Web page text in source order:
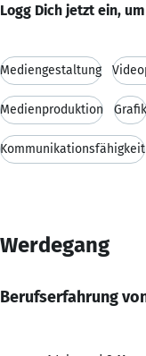
Logg Dich jetzt ein,
Mediengestaltung
Medienproduktion Grafik
Kommunikationsfähigkeit
Werdegang
Berufserfahrung